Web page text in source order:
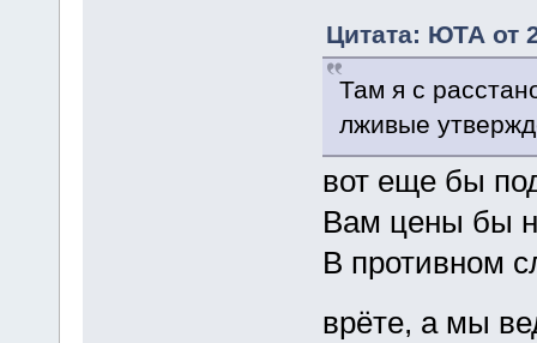
Цитата: ЮТА от
Там я с
лживые
вот еще бы
Вам цены бы
В противном
врёте, а мы